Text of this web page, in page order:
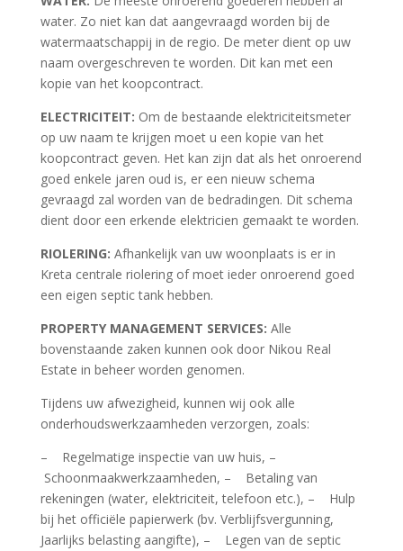
water. Zo niet kan dat aangevraagd worden bij de
watermaatschappij in de regio. De meter dient op uw
naam overgeschreven te worden. Dit kan met een
kopie van het koopcontract.
ELECTRICITEIT: Om de bestaande elektriciteitsmeter
op uw naam te krijgen moet u een kopie van het
koopcontract geven. Het kan zijn dat als het onroerend
goed enkele jaren oud is, er een nieuw schema
gevraagd zal worden van de bedradingen. Dit schema
dient door een erkende elektricien gemaakt te worden.
RIOLERING: Afhankelijk van uw woonplaats is er in
Kreta centrale riolering of moet ieder onroerend goed
een eigen septic tank hebben.
PROPERTY MANAGEMENT SERVICES: Alle
bovenstaande zaken kunnen ook door Nikou Real
Estate in beheer worden genomen.
Tijdens uw afwezigheid, kunnen wij ook alle
onderhoudswerkzaamheden verzorgen, zoals:
– Regelmatige inspectie van uw huis, –
Schoonmaakwerkzaamheden, – Betaling van
rekeningen (water, elektriciteit, telefoon etc.), – Hulp
bij het officiële papierwerk (bv. Verblijfsvergunning,
Jaarlijks belasting aangifte), – Legen van de septic